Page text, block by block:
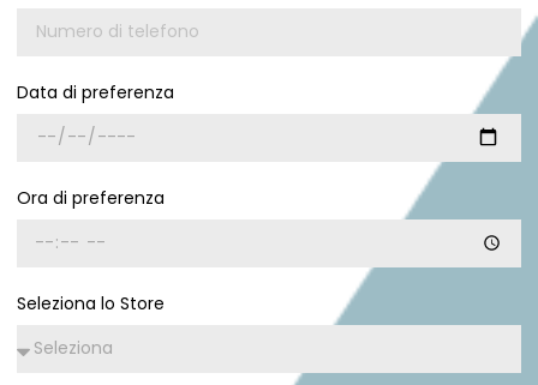
Data di preferenza
Ora di preferenza
Seleziona lo Store